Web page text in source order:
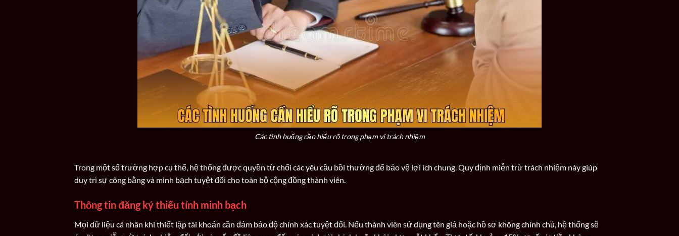
Các tình huống cần hiểu rõ trong phạm vi trách nhiệm
Trong một số trường hợp cụ thể, hệ thống được quyền từ chối các yêu cầu bồi thường để bảo vệ lợi ích chung. Quy định miễn trừ trách nhiệm này giúp
duy trì sự công bằng và minh bạch tuyệt đối cho toàn bộ cộng đồng thành viên.
Thông tin đăng ký thiếu tính minh bạch
Mọi dữ liệu cá nhân khi thiết lập tài khoản cần đảm bảo độ chính xác tuyệt đối. Nếu thành viên sử dụng tên giả hoặc hồ sơ không chính chủ, hệ thống sẽ